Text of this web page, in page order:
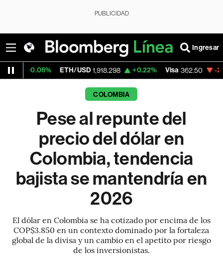
PUBLICIDAD
Ingresar
ETH/USD 1,918.298 +0.22% Visa 362.50 -2.15%
COLOMBIA
Pese al repunte del
precio del dólar en
Colombia, tendencia
bajista se mantendría en
2026
El dólar en Colombia se ha cotizado por encima de los
COP$3.850 en un contexto dominado por la fortaleza
global de la divisa y un cambio en el apetito por riesgo
de los inversionistas.